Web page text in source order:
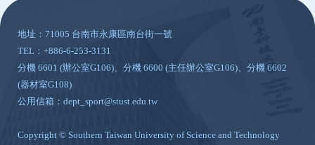
地址：71005 台南市永康區南台街一號
TEL：+886-6-253-3131
分機 6601 (辦公室G106)、分機 6600 (主任辦公室G106)、分機 6602
(器材室G108)
公用信箱：dept_sport@stust.edu.tw
Copyright © Southern Taiwan University of Science and Technology